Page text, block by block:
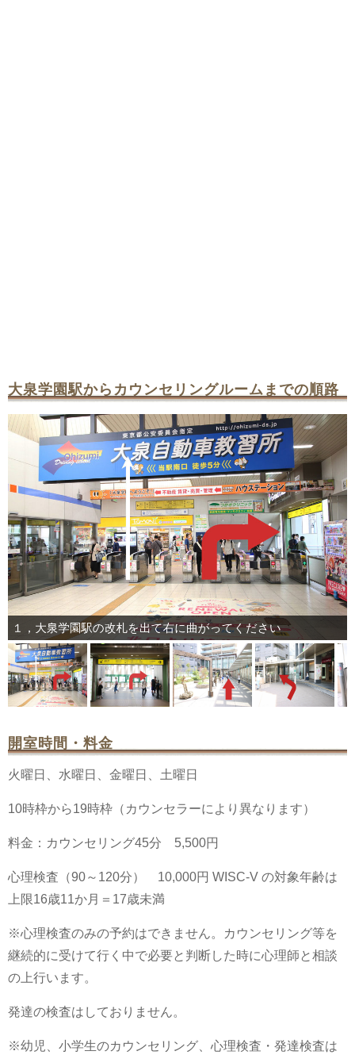
大泉学園駅からカウンセリングルームまでの順路
１，大泉学園駅の改札を出て右に曲がってください
開室時間・料金
火曜日、水曜日、金曜日、土曜日
10時枠から19時枠（カウンセラーにより異なります）
料金：カウンセリング45分 5,500円
心理検査（90～120分） 10,000円 WISC-V の対象年齢は
上限16歳11か月＝17歳未満
※心理検査のみの予約はできません。カウンセリング等を
継続的に受けて行く中で必要と判断した時に心理師と相談
の上行います。
発達の検査はしておりません。
※幼児、小学生のカウンセリング、心理検査・発達検査は